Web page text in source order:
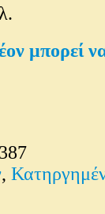
μπορεί
,